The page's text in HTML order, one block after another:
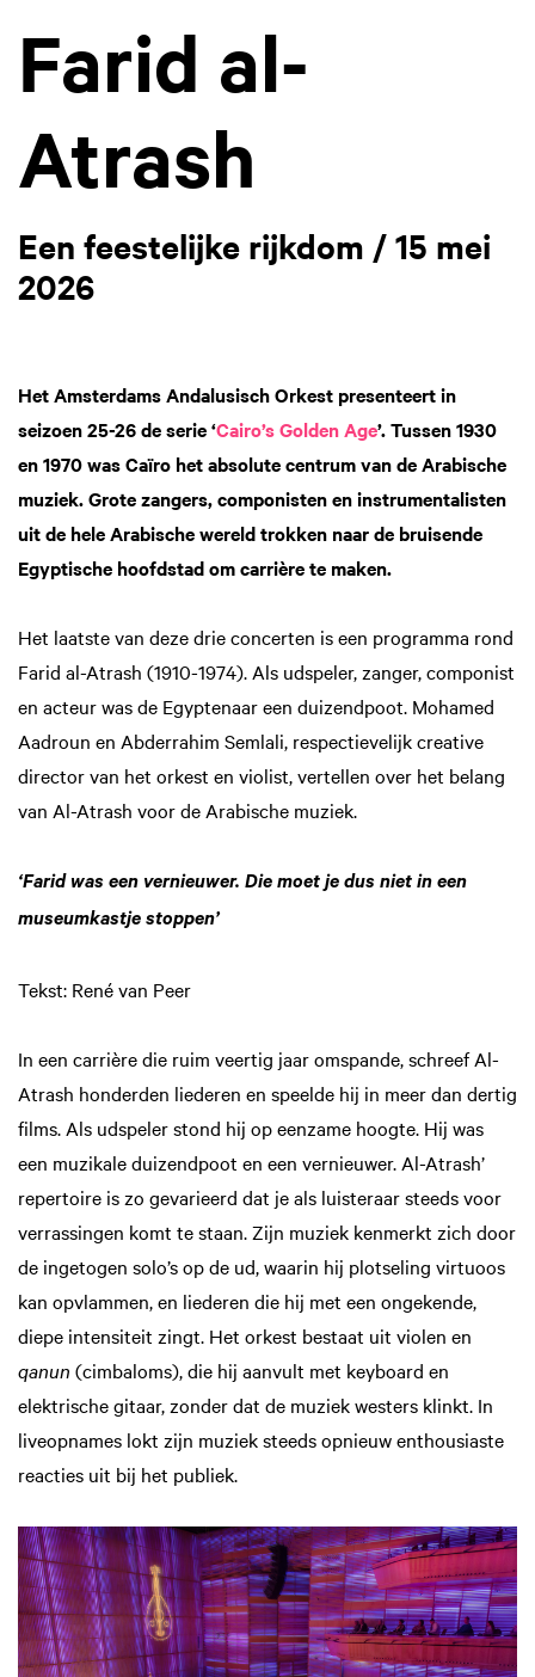
Farid al-
Atrash
Een feestelijke rijkdom / 15 mei
2026
Het Amsterdams Andalusisch Orkest presenteert in
seizoen 25-26 de serie ‘Cairo’s Golden Age’. Tussen 1930
en 1970 was Caïro het absolute centrum van de Arabische
muziek. Grote zangers, componisten en instrumentalisten
uit de hele Arabische wereld trokken naar de bruisende
Egyptische hoofdstad om carrière te maken.
Het laatste van deze drie concerten is een programma rond
Farid al-Atrash (1910-1974). Als udspeler, zanger, componist
en acteur was de Egyptenaar een duizendpoot. Mohamed
Aadroun en Abderrahim Semlali, respectievelijk creative
director van het orkest en violist, vertellen over het belang
van Al-Atrash voor de Arabische muziek.
‘Farid was een vernieuwer. Die moet je dus niet in een
museumkastje stoppen’
Tekst: René van Peer
In een carrière die ruim veertig jaar omspande, schreef Al-
Atrash honderden liederen en speelde hij in meer dan dertig
films. Als udspeler stond hij op eenzame hoogte. Hij was
een muzikale duizendpoot en een vernieuwer. Al-Atrash’
repertoire is zo gevarieerd dat je als luisteraar steeds voor
verrassingen komt te staan. Zijn muziek kenmerkt zich door
de ingetogen solo’s op de ud, waarin hij plotseling virtuoos
kan opvlammen, en liederen die hij met een ongekende,
diepe intensiteit zingt. Het orkest bestaat uit violen en
qanun (cimbaloms), die hij aanvult met keyboard en
elektrische gitaar, zonder dat de muziek westers klinkt. In
liveopnames lokt zijn muziek steeds opnieuw enthousiaste
reacties uit bij het publiek.